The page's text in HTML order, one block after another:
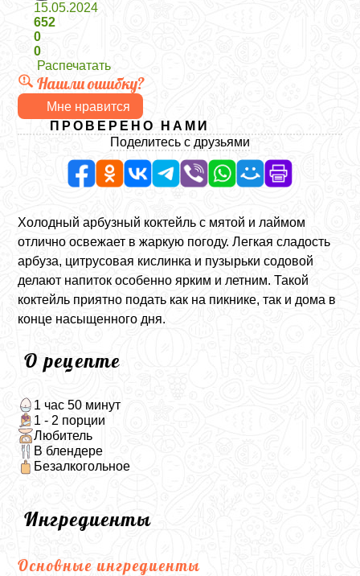
15.05.2024
652
0
0
Распечатать
Нашли ошибку?
Мне нравится
ПРОВЕРЕНО НАМИ
Поделитесь с друзьями
Холодный арбузный коктейль с мятой и лаймом
отлично освежает в жаркую погоду. Легкая сладость
арбуза, цитрусовая кислинка и пузырьки содовой
делают напиток особенно ярким и летним. Такой
коктейль приятно подать как на пикнике, так и дома в
конце насыщенного дня.
О рецепте
1 час 50 минут
1 - 2 порции
Любитель
В блендере
Безалкогольное
Ингредиенты
Основные ингредиенты